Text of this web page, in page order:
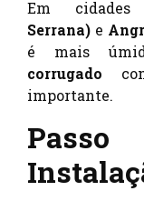
Em
Serrana) e
é mais
corrugado
importante.